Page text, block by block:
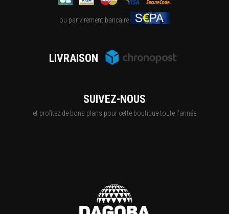
ou par virement bancaire
LIVRAISON
SUIVEZ-NOUS
et profitez de bons plans pour cette boutique toute l'année